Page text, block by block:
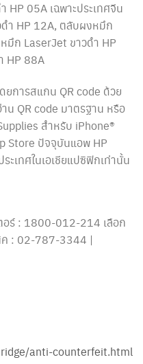
05A เฉพาะประเทศจีน
ำ HP 12A, ตลับผงหมึก
มึก LaserJet ขาวดำ HP
HP 88A
ยการสแกน QR code ด้วย
น QR code มาตรฐาน หรือ
สำหรับ iPhone®
Store ปัจจุบันแอพ HP
ะเทศในเอเชียแปซิฟิกเท่านั้น
อร์ : 1800-012-214 เลือก
ค : 02-787-3344 |
anti-counterfeit.html